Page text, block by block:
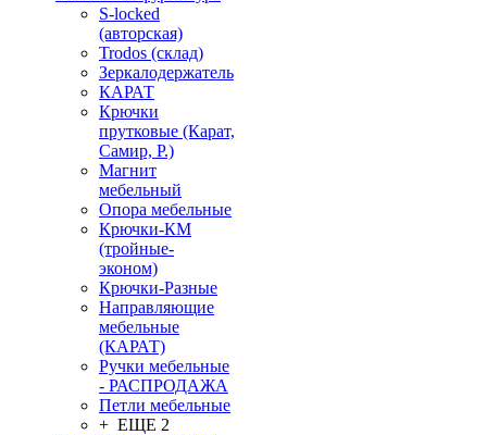
S-locked
(авторская)
Trodos (склад)
Зеркалодержатель
КАРАТ
Крючки
прутковые (Карат,
Самир, Р.)
Магнит
мебельный
Опора мебельные
Крючки-КМ
(тройные-
эконом)
Крючки-Разные
Направляющие
мебельные
(КАРАТ)
Ручки мебельные
- РАСПРОДАЖА
Петли мебельные
+ ЕЩЕ 2